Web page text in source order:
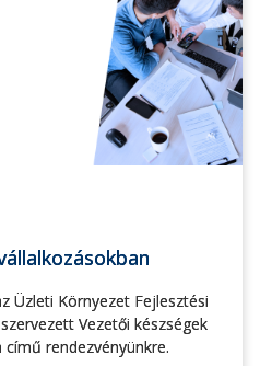
Üzleti Környezet Fejlesztési
Vezetői készségek
című rendezvényünkre.